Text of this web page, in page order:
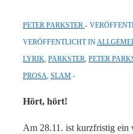
PETER PARKSTER
VERÖFFENTLICHT IN
LYRIK PARKSTER PETER
PROSA SLAM
Hört, hört!
Am 28.11. ist kurzfristig ein